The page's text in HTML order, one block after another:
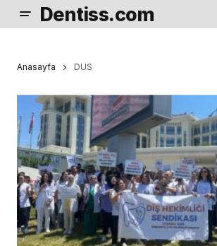
Dentiss.com
Anasayfa DUS